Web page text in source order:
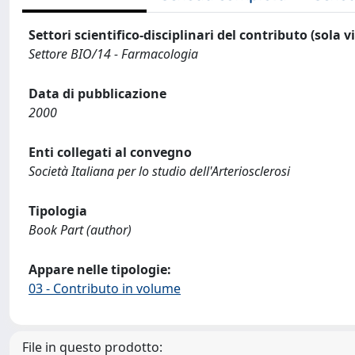
Settori scientifico-disciplinari del contributo (sola
Settore BIO/14 - Farmacologia
Data di pubblicazione
2000
Enti collegati al convegno
Società Italiana per lo studio dell'Arteriosclerosi
Tipologia
Book Part (author)
Appare nelle tipologie:
03 - Contributo in volume
File in questo prodotto: